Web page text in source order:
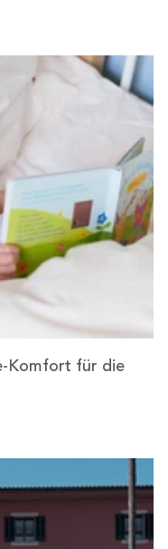
Komfort für die